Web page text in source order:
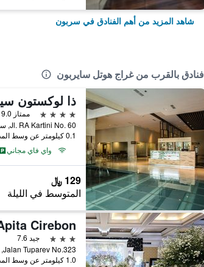
شاهد المزيد من أهم الفنادق في سربون
فنادق بالقرب من غراج هوتل سايربون
4 نجوم
ممتاز 9.0
Jl. RA Kartini No. 60, سربون, إندونيسيا
0.1 كيلومتر عن وسط المدينة
واي فاي مجاني
129 ﷼
المتوسط في الليلة
Cirebon
3 نجوم
جيد 7.6
Jalan Tuparev No.323, سربون, إندونيسيا
1.0 كيلومتر عن وسط المدينة